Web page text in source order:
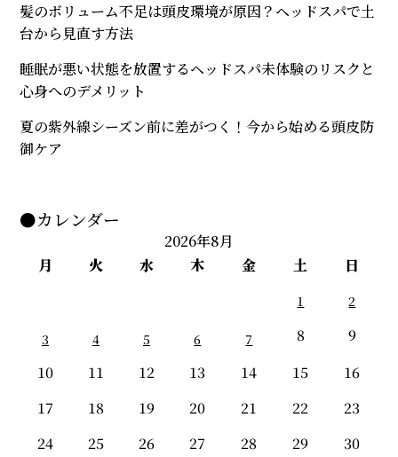
髪のボリューム不足は頭皮環境が原因？ヘッドスパで土
台から見直す方法
睡眠が悪い状態を放置するヘッドスパ未体験のリスクと
心身へのデメリット
夏の紫外線シーズン前に差がつく！今から始める頭皮防
御ケア
●カレンダー
2026年8月
月
火 水 木 金 土 日
1 2
3 4 5 6 7 8
9
10
11 12 13 14 15
16
17
18 19 20 21 22
23
24
25 26 27 28 29
30